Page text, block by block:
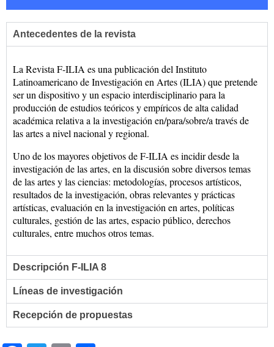
Antecedentes de la revista
La Revista F-ILIA es una publicación del Instituto
Latinoamericano de Investigación en Artes (ILIA) que pretende
ser un dispositivo y un espacio interdisciplinario para la
producción de estudios teóricos y empíricos de alta calidad
académica relativa a la investigación en/para/sobre/a través de
las artes a nivel nacional y regional.
Uno de los mayores objetivos de F-ILIA es incidir desde la
investigación de las artes, en la discusión sobre diversos temas
de las artes y las ciencias: metodologías, procesos artísticos,
resultados de la investigación, obras relevantes y prácticas
artísticas, evaluación en la investigación en artes, políticas
culturales, gestión de las artes, espacio público, derechos
culturales, entre muchos otros temas.
Descripción F-ILIA 8
Líneas de investigación
Recepción de propuestas